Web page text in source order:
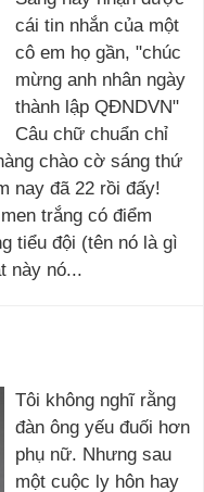
cái tin nhắn của một
cô em họ gần, "chúc
mừng anh nhân ngày
thành lập QĐNDVN"
Câu chữ chuẩn chỉ
chào cờ sáng thứ
nay đã 22 rồi đấy!
trắng có điểm
tiểu đội (tên nó là gì
này nó...
Tôi không nghĩ rằng
đàn ông yếu đuối hơn
phụ nữ. Nhưng sau
một cuộc ly hôn hay